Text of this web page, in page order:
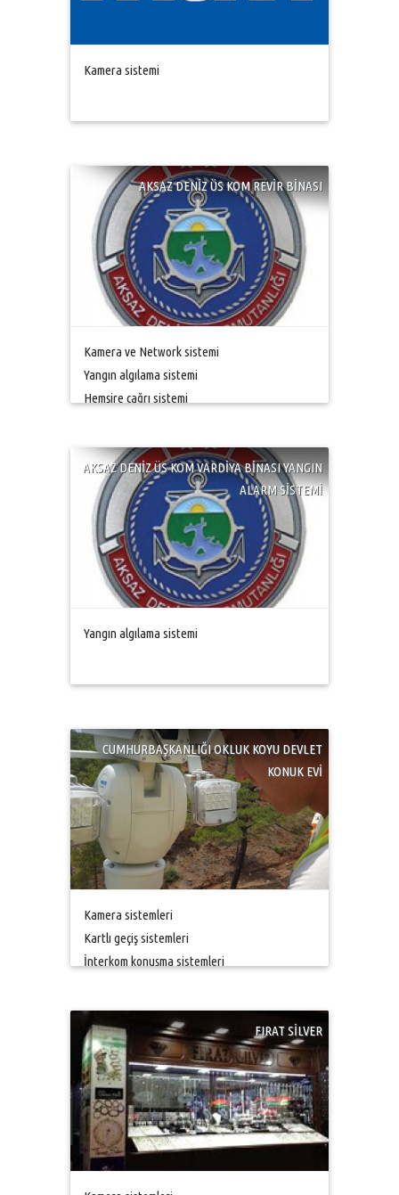
Kamera sistemi
AKSAZ DENİZ ÜS KOM REVİR BİNASI
Kamera ve Network sistemi
Yangın algılama sistemi
Hemşire çağrı sistemi
AKSAZ DENİZ ÜS KOM VARDİYA BİNASI YANGIN
ALARM SİSTEMİ
Yangın algılama sistemi
CUMHURBAŞKANLIĞI OKLUK KOYU DEVLET
KONUK EVİ
Kamera sistemleri
Kartlı geçiş sistemleri
İnterkom konuşma sistemleri
FIRAT SİLVER